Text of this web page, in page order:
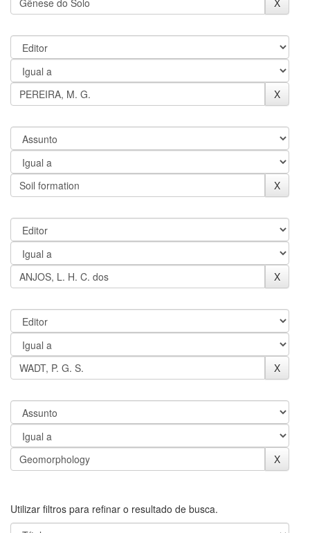
Utilizar filtros para refinar o resultado de busca.